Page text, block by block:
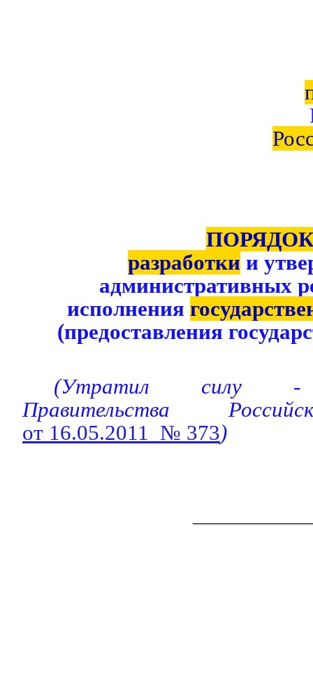
ПОРЯДОК
разработки и
административных
исполнения
(предоставления
(Утратил
Правительства
от 16.05.2011 № 373)